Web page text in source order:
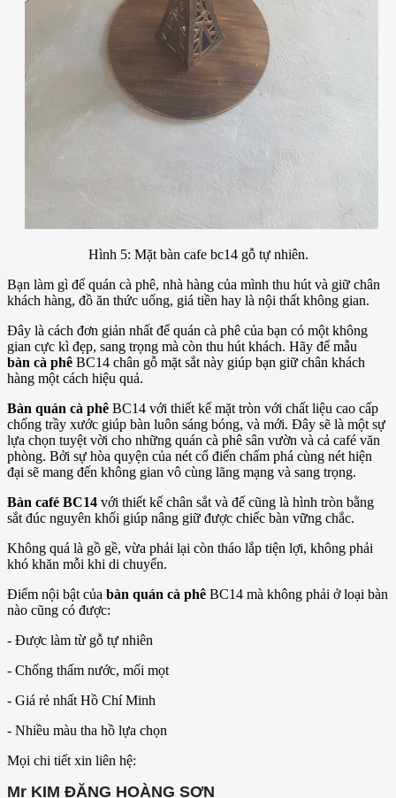
Hình 5: Mặt bàn cafe bc14 gỗ tự nhiên.
Bạn làm gì để quán cà phê, nhà hàng của mình thu hút và giữ chân
khách hàng, đồ ăn thức uống, giá tiền hay là nội thất không gian.
Đây là cách đơn giản nhất để quán cà phê của bạn có một không
gian cực kì đẹp, sang trọng mà còn thu hút khách. Hãy để mẫu
bàn cà phê BC14 chân gỗ mặt sắt này giúp bạn giữ chân khách
hàng một cách hiệu quả.
Bàn quán cà phê BC14 với thiết kế mặt tròn với chất liệu cao cấp
chống trầy xước giúp bàn luôn sáng bóng, và mới. Đây sẽ là một sự
lựa chọn tuyệt vời cho những quán cà phê sân vườn và cả café văn
phòng. Bởi sự hòa quyện của nét cổ điển chấm phá cùng nét hiện
đại sẽ mang đến không gian vô cùng lãng mạng và sang trọng.
Bàn café BC14 với thiết kế chân sắt và đế cũng là hình tròn bằng
sắt đúc nguyên khối giúp nâng giữ được chiếc bàn vững chắc.
Không quá là gồ gề, vừa phải lại còn tháo lắp tiện lợi, không phải
khó khăn mỗi khi di chuyển.
Điểm nội bật của bàn quán cà phê BC14 mà không phải ở loại bàn
nào cũng có được:
- Được làm từ gỗ tự nhiên
- Chống thấm nước, mối mọt
- Giá rẻ nhất Hồ Chí Minh
- Nhiều màu tha hồ lựa chọn
Mọi chi tiết xin liên hệ:
Mr KIM ĐẶNG HOÀNG SƠN